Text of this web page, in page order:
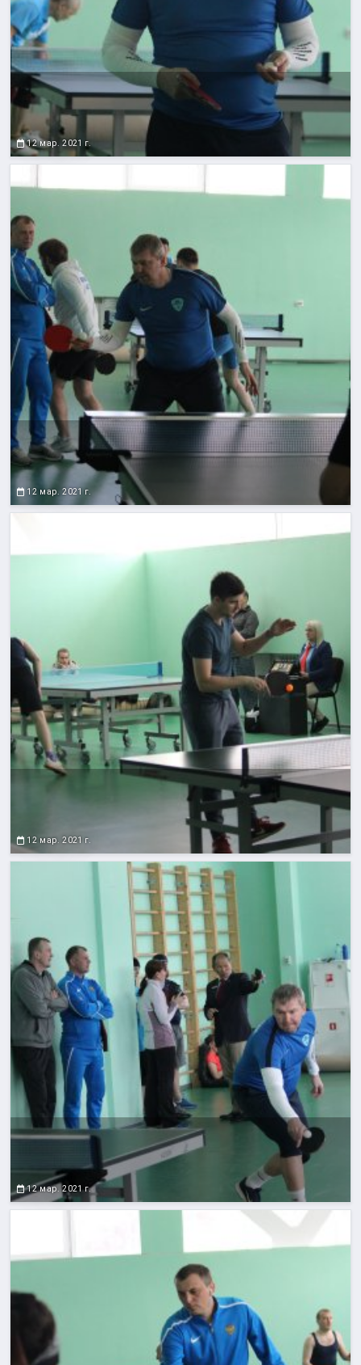
12 мар. 2021 г.
12 мар. 2021 г.
12 мар. 2021 г.
12 мар. 2021 г.